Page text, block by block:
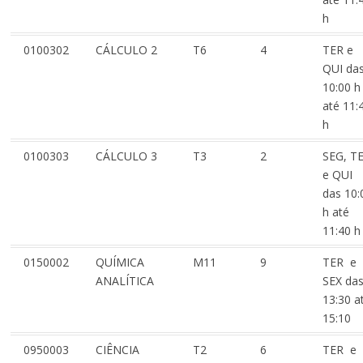
h
0100302 CÁLCULO 2 T6 4
TER e
QUI
10:00 h
até
h
0100303 CÁLCULO 3 T3 2
SEG,
e QUI
das
h até
11:40 h
0150002
QUÍMICA
ANALÍTICA
M11 9
TER e
SEX das
13:30
15:10
0950003
CIÊNCIA
T2 6
TER e